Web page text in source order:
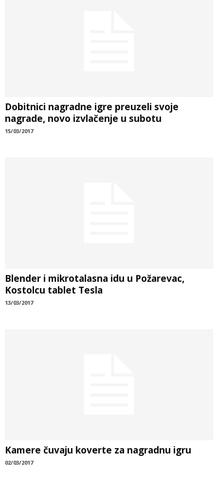
Dobitnici nagradne igre preuzeli svoje
nagrade, novo izvlačenje u subotu
15/03/2017
Blender i mikrotalasna idu u Požarevac,
Kostolcu tablet Tesla
13/03/2017
Kamere čuvaju koverte za nagradnu igru
02/03/2017